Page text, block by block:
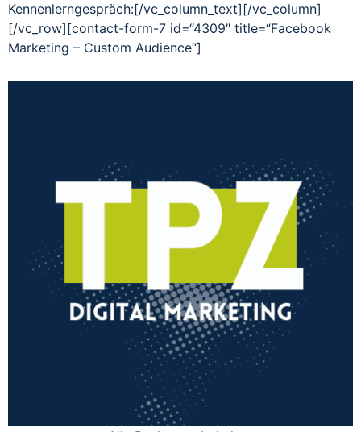
Kennenlerngespräch:[/vc_column_text][/vc_column]
[/vc_row][contact-form-7 id=“4309″ title=“Facebook
Marketing – Custom Audience“]